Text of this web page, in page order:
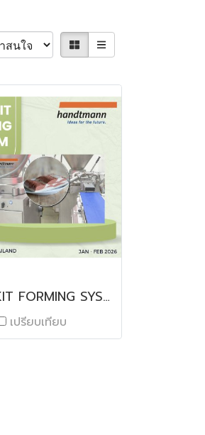
COEX KIT FORMING SYSTEM
เปรียบเทียบ